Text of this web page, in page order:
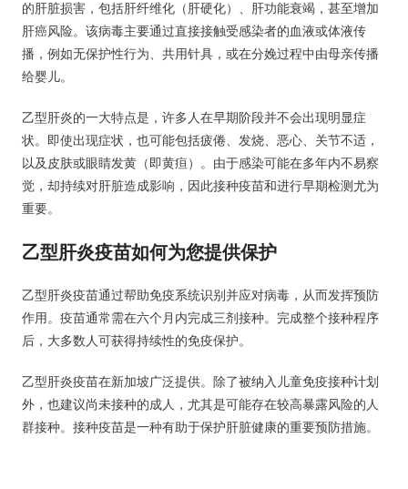
的肝脏损害，包括肝纤维化（肝硬化）、肝功能衰竭，甚至增加
肝癌风险。该病毒主要通过直接接触受感染者的血液或体液传
播，例如无保护性行为、共用针具，或在分娩过程中由母亲传播
给婴儿。
乙型肝炎的一大特点是，许多人在早期阶段并不会出现明显症
状。即使出现症状，也可能包括疲倦、发烧、恶心、关节不适，
以及皮肤或眼睛发黄（即黄疸）。由于感染可能在多年内不易察
觉，却持续对肝脏造成影响，因此接种疫苗和进行早期检测尤为
重要。
乙型肝炎疫苗如何为您提供保护
乙型肝炎疫苗通过帮助免疫系统识别并应对病毒，从而发挥预防
作用。疫苗通常需在六个月内完成三剂接种。完成整个接种程序
后，大多数人可获得持续性的免疫保护。
乙型肝炎疫苗在新加坡广泛提供。除了被纳入儿童免疫接种计划
外，也建议尚未接种的成人，尤其是可能存在较高暴露风险的人
群接种。接种疫苗是一种有助于保护肝脏健康的重要预防措施。